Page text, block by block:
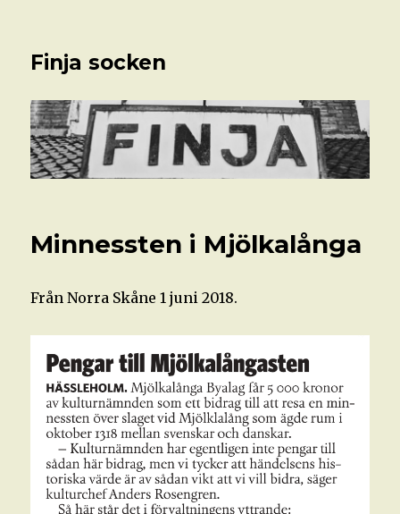
Finja socken
Minnessten i Mjölkalånga
Från Norra Skåne 1 juni 2018.